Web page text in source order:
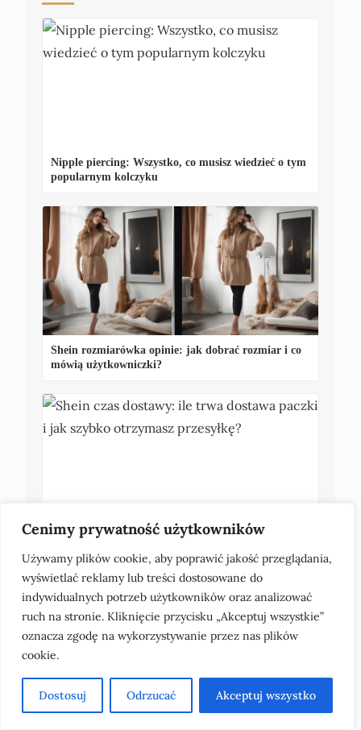
Cenimy prywatność użytkowników
Używamy plików cookie, aby poprawić jakość przeglądania,
wyświetlać reklamy lub treści dostosowane do
indywidualnych potrzeb użytkowników oraz analizować
ruch na stronie. Kliknięcie przycisku „Akceptuj wszystkie”
oznacza zgodę na wykorzystywanie przez nas plików
cookie.
Dostosuj Odrzucać Akceptuj wszystko
Nipple piercing: Wszystko, co musisz wiedzieć o tym
popularnym kolczyku
Shein rozmiarówka opinie: jak dobrać rozmiar i co
mówią użytkowniczki?
Shein czas dostawy: ile trwa dostawa paczki i jak
szybko otrzymasz przesyłkę?
Polecane artykuły